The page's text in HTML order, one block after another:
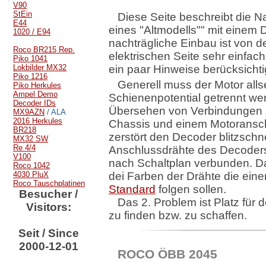
V90
StEin
E44
1020 / E94
Roco BR215 Rep.
Piko 1041
Lokbilder MX32
Piko 1216
Piko Herkules
Ampel Demo
Decoder IDs
MX9AZN / ALA
2016 Herkules
BR218
MX32 SW
Re 4/4
V100
Roco 1042
4030 PluX
Roco Tauschplatinen
Besucher /
Visitors:
Seit / Since
2000-12-01
Diese Seite beschreibt die
eines "Altmodells"" mit einem
nachträgliche Einbau ist von
elektrischen Seite sehr
ein paar Hinweise
Generell muss der Motor
Schienenpotential getrennt
Übersehen von Verbindungen
Chassis und einem
zerstört den Decoder
Anschlussdrähte des
nach Schaltplan verbunden.
dei Farben der Drähte die
Standard folgen sollen.
Das 2. Problem ist Platz für
zu finden bzw. zu schaffen.
ROCO ÖBB 2045